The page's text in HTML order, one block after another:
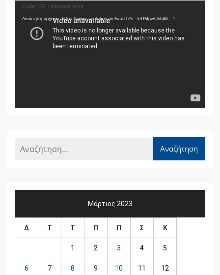
Πρόγραμμα
Αναπαραγωγής
Βίντεο
Code 150: Unknown error.
Ανάκτηση αρχείου: https://www.youtube.com/watch?v=-leUMpwQbh4&_=1
Μάρτιος 2023
Δ Τ Τ Π Π Σ Κ
1 2 3 4 5
6 7 8 9 10 11 12